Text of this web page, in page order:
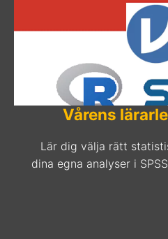
Vårens
Lär dig välja rätt
dina egna analyser i